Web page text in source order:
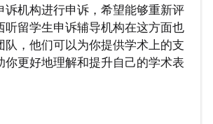
诉机构进行申诉，希望能够重新评
听留学生申诉辅导机构在这方面也
队，他们可以为你提供学术上的支
你更好地理解和提升自己的学术表